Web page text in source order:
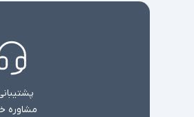
مشاوره